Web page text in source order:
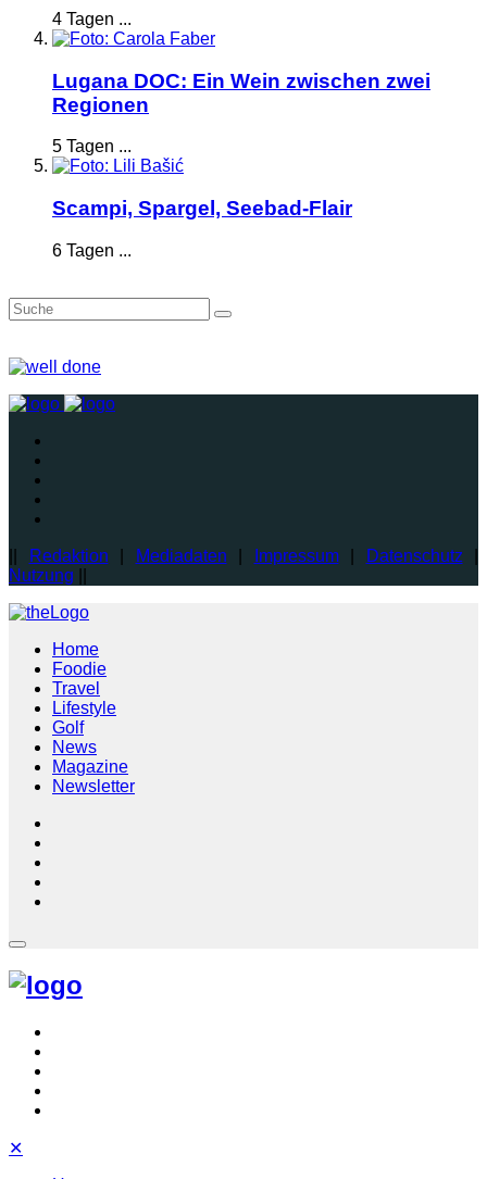
4 Tagen ...
Lugana DOC: Ein Wein zwischen zwei
Regionen
5 Tagen ...
Scampi, Spargel, Seebad-Flair
6 Tagen ...
Redaktion Mediadaten Impressum| Datenschutz
Nutzung
Home
Foodie
Travel
Lifestyle
Golf
News
Magazine
Newsletter
✕